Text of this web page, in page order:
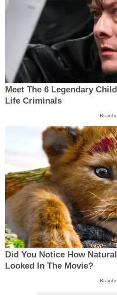
Meet The 6 Legendary
Life Criminals
Did You Notice How
Looked In The Movie?